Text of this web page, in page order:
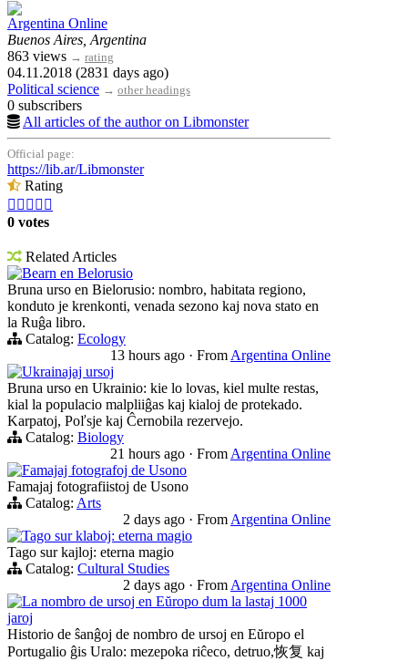
Argentina Online
Buenos Aires, Argentina
863 views → rating
04.11.2018 (2831 days ago)
Political science → other headings
0 subscribers
All articles of the author on Libmonster
Official page:
https://lib.ar/Libmonster
Rating
    
0 votes
Related Articles
Bearn en Belorusio
Bruna urso en Bielorusio: nombro, habitata regiono,
konduto je krenkonti, venada sezono kaj nova stato en
la Ruĝa libro.
Catalog: Ecology
13 hours ago · From Argentina Online
Ukrainajaj ursoj
Bruna urso en Ukrainio: kie lo lovas, kiel multe restas,
kial la populacio malpliiĝas kaj kialoj de protekado.
Karpatoj, Poľsje kaj Ĉernobila rezervejo.
Catalog: Biology
21 hours ago · From Argentina Online
Famajaj fotografoj de Usono
Famajaj fotografiistoj de Usono
Catalog: Arts
2 days ago · From Argentina Online
Tago sur klaboj: eterna magio
Tago sur kajloj: eterna magio
Catalog: Cultural Studies
2 days ago · From Argentina Online
La nombro de ursoj en Eŭropo dum la lastaj 1000
jaroj
Historio de ŝanĝoj de nombro de ursoj en Eŭropo el
Portugalio ĝis Uralo: mezepoka riĉeco, detruo,恢复 kaj